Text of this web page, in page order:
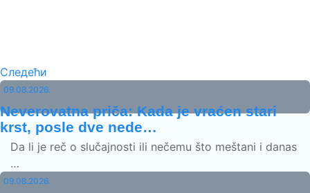
Следећи
09.08.2026.
Neverovatna priča: Kada je vraćen stari
krst, posle dve nede…
Da li je reč o slučajnosti ili nečemu što meštani i danas
…
09.08.2026.